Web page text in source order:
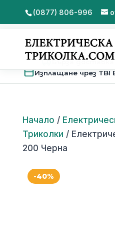
(0877) 806-996
2
Бърза
Изплащане чрез TBI
Начало /
Триколки /
200 Черна
-40%